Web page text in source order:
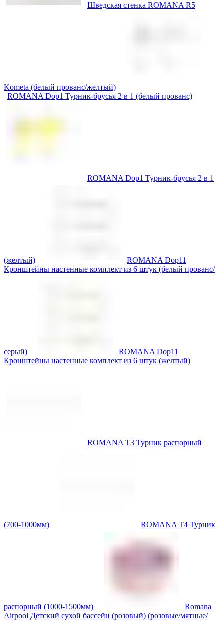
Шведская стенка ROMANA R5
Kometa (белый прованс/желтый)
ROMANA Dop1 Турник-брусья 2 в 1 (белый прованс)
ROMANA Dop1 Турник-брусья 2 в 1
(желтый)
ROMANA Dop11
Кронштейны настенные комплект из 6 штук (белый прованс/
серый)
ROMANA Dop11
Кронштейны настенные комплект из 6 штук (желтый)
ROMANA T3 Турник распорный
(700-1000мм) ROMANA T4 Турник
распорный (1000-1500мм)
Romana
Airpool Детский сухой бассейн (розовый) (розовые/мятные/